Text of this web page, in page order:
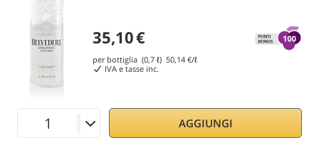
35,10€
per bottiglia (0,7 ℓ) 50,14 €/ℓ
IVA e tasse inc.
AGGIUNGI